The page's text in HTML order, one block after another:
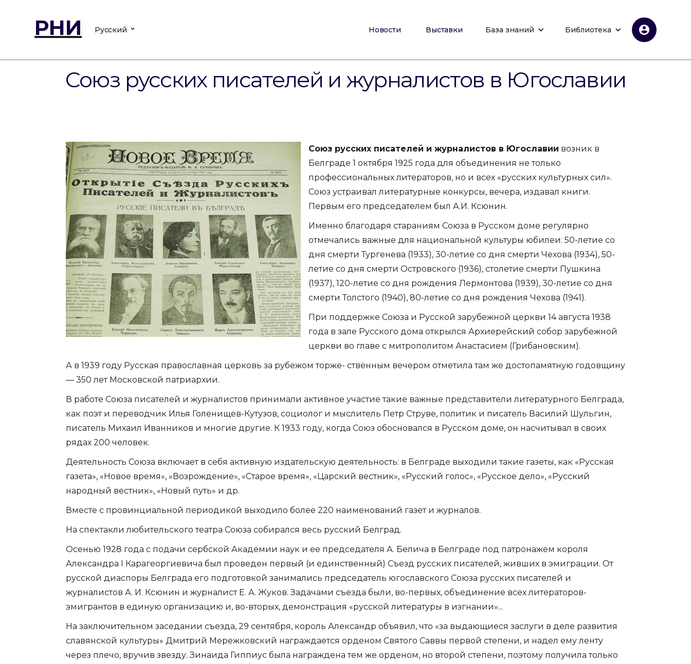
РНИ Русский Новости Выставки База знаний Библиотека
Союз русских писателей и журналистов в Югославии
Союз русских писателей и журналистов в Югославии возник в
Белграде 1 октября 1925 года для объединения не только
профессиональных литераторов, но и всех «русских культурных сил».
Союз устраивал литературные конкурсы, вечера, издавал книги.
Первым его председателем был А.И. Ксюнин.
Именно благодаря стараниям Союза в Русском доме регулярно
отмечались важные для национальной культуры юбилеи: 50-летие со
дня смерти Тургенева (1933), 30-летие со дня смерти Чехова (1934), 50-
летие со дня смерти Островского (1936), столетие смерти Пушкина
(1937), 120-летие со дня рождения Лермонтова (1939), 30-летие со дня
смерти Толстого (1940), 80-летие со дня рождения Чехова (1941).
При поддержке Союза и Русской зарубежной церкви 14 августа 1938
года в зале Русского дома открылся Архиерейский собор зарубежной
церкви во главе с митрополитом Анастасием (Грибановским).
А в 1939 году Русская православная церковь за рубежом торже- ственным вечером отметила там же достопамятную годовщину
— 350 лет Московской патриархии.
В работе Союза писателей и журналистов принимали активное участие такие важные представители литературного Белграда,
как поэт и переводчик Илья Голенищев-Кутузов, социолог и мыслитель Петр Струве, политик и писатель Василий Шульгин,
писатель Михаил Иванников и многие другие. К 1933 году, когда Союз обосновался в Русском доме, он насчитывал в своих
рядах 200 человек.
Деятельность Союза включает в себя активную издательскую деятельность: в Белграде выходили такие газеты, как «Русская
газета», «Новое время», «Возрождение», «Старое время», «Царский вестник», «Русский голос», «Русское дело», «Русский
народный вестник», «Новый путь» и др.
Вместе с провинциальной периодикой выходило более 220 наименований газет и журналов.
На спектакли любительского театра Союза собирался весь русский Белград.
Осенью 1928 года с подачи сербской Академии наук и ее председателя А. Белича в Белграде под патронажем короля
Александра I Карагеоргиевича был проведен первый (и единственный) Съезд русских писателей, живших в эмиграции. От
русской диаспоры Белграда его подготовкой занимались председатель югославского Союза русских писателей и
журналистов А. И. Ксюнин и журналист Е. А. Жуков. Задачами съезда были, во-первых, объединение всех литераторов-
эмигрантов в единую организацию и, во-вторых, демонстрация «русской литературы в изгнании»...
На заключительном заседании съезда, 29 сентября, король Александр объявил, что «за выдающиеся заслуги в деле развития
славянской культуры» Дмитрий Мережковский награждается орденом Святого Саввы первой степени, и надел ему ленту
через плечо, вручив звезду. Зинаида Гиппиус была награждена тем же орденом, но второй степени, поэтому получила только